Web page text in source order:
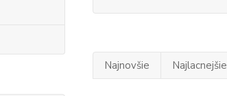
Najnovšie Najlacnejšie